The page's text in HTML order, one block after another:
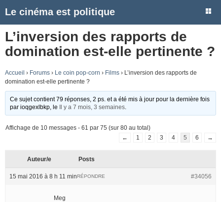
Le cinéma est politique
L’inversion des rapports de
domination est-elle pertinente ?
Accueil › Forums › Le coin pop-corn › Films › L’inversion des rapports de
domination est-elle pertinente ?
Ce sujet contient 79 réponses, 2 ps. et a été mis à jour pour la dernière fois
parioqgexlbkp , le Il y a 7 mois, 3 semaines
Affichage de 10 messages - 61 par 75 (sur 80 au total)
←
1 2 3 4 5 6 →
Auteur/e Posts
15 mai 2016 à 8 h 11 min #34056
RÉPONDRE
Meg